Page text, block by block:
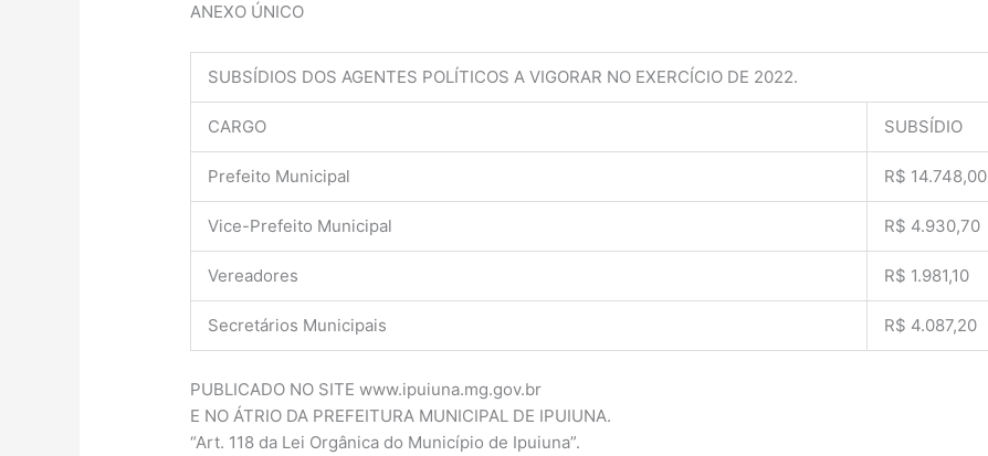
ANEXO ÚNICO
SUBSÍDIOS DOS AGENTES POLÍTICOS A VIGORAR NO EXERCÍCIO DE 2022.
CARGO SUBSÍDIO
Prefeito Municipal R$ 14.748,00
Vice-Prefeito Municipal R$ 4.930,70
Vereadores R$ 1.981,10
Secretários Municipais R$ 4.087,20
PUBLICADO NO SITE www.ipuiuna.mg.gov.br
E NO ÁTRIO DA PREFEITURA MUNICIPAL DE IPUIUNA.
“Art. 118 da Lei Orgânica do Município de Ipuiuna”.